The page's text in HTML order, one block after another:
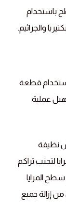
باستخدام
والجراثيم.
باستخدام قطعة
عملية
نظيفة
لتجنب تراكم
المرايا
إزالة جميع